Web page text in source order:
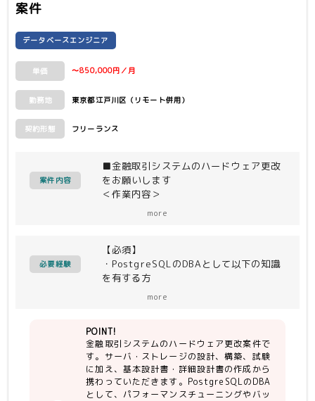
案件
データベースエンジニア
単価 〜850,000円／月
勤務地 東京都江戸川区（リモート併用）
契約形態 フリーランス
案件内容
■金融取引システムのハードウェア更改
をお願いします
＜作業内容＞
基本設計書、詳細設計書の執筆から参画
していただきます。
＜開発環境＞
RHEL、PostgreSQL、
Lifekeeper、Prometheus／Fluentd
more
必要経験
【必須】
・PostgreSQLのDBAとして以下の知識
を有する方
・トラブル解決能力
・システム管理、ネットワークの基礎知
識
・PostgreSQL特有の管理（ロール
ROLE）
more
POINT!
金融取引システムのハードウェア更改案件で
す。サーバ・ストレージの設計、構築、試験
に加え、基本設計書・詳細設計書の作成から
携わっていただきます。PostgreSQLのDBA
として、パフォーマンスチューニングやバッ